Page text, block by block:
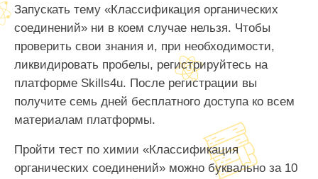
Запускать тему «Классификация органических
соединений» ни в коем случае нельзя. Чтобы
проверить свои знания и, при необходимости,
ликвидировать пробелы, регистрируйтесь на
платформе Skills4u. После регистрации вы
получите семь дней бесплатного доступа ко всем
материалам платформы.
Пройти тест по химии «Классификация
органических соединений» можно буквально за 10